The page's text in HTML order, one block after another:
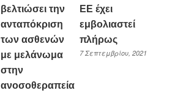
βελτιώσει την
ανταπόκριση
των ασθενών
με μελάνωμα
στην
ανοσοθεραπεία
ΕΕ έχει
εμβολιαστεί
πλήρως
7 Σεπτεμβρίου, 2021